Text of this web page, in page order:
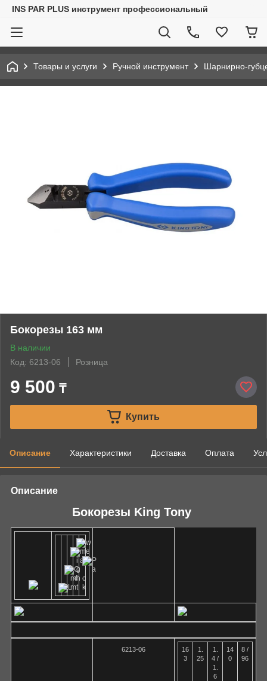
INS PAR PLUS инструмент профессиональный
Товары и услуги Ручной инструмент Шарнирно-
Бокорезы 163 мм
В наличии
Код: 6213-06
Розница
9 500 ₸
Купить
Описание Характеристики Доставка Оплата
Описание
Бокорезы King Tony
6213-06
16
3
1.
25
1.
4 /
1.
6
14
0
8 /
96